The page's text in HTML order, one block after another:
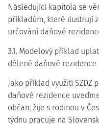
Následující kapitola se
příkladům, které ilustrují
určování daňové
3.1. Modelový příklad
dělené daňové rezidence
Jako příklad využití SZDZ
daňové rezidence
občan, žije s rodinou v
týdnu pracuje na